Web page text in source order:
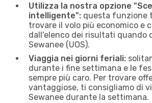
Utilizza la nostra opzione
intelligente": questa funzione
trovare il volo più economico e
dall'elenco dei risultati quando
Sewanee (UOS).
Viaggia nei giorni feriali:
durante i fine settimana e le
sempre più caro. Per trovare
vantaggiose, ti consigliamo di
Sewanee durante la settimana.